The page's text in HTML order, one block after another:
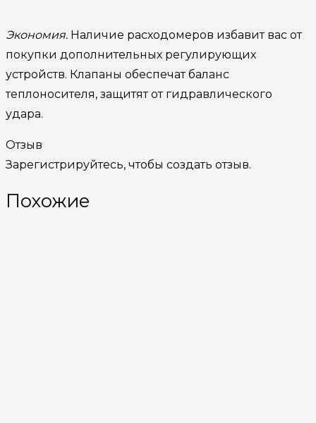
Экономия. Наличие расходомеров избавит вас от
покупки дополнительных регулирующих
устройств. Клапаны обеспечат баланс
теплоносителя, защитят от гидравлического
удара.
Отзыв
Зарегистрируйтесь, чтобы создать отзыв.
Похожие